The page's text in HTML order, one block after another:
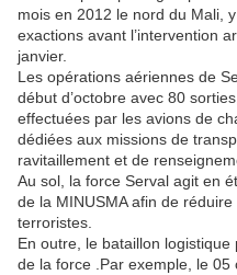
mois en 2012 le nord du Mali,
exactions avant l’intervention
janvier.
Les opérations aériennes de
début d’octobre avec 80
effectuées par les avions de
dédiées aux missions de
ravitaillement et de
Au sol, la force Serval agit en
de la MINUSMA afin de
terroristes.
En outre, le bataillon
de la force .Par exemple, le 05